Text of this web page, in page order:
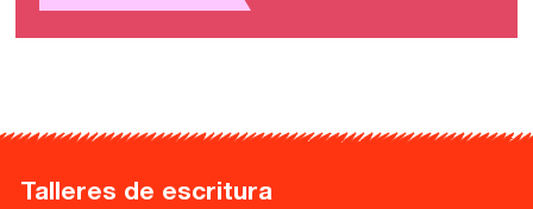
Talleres de escritura